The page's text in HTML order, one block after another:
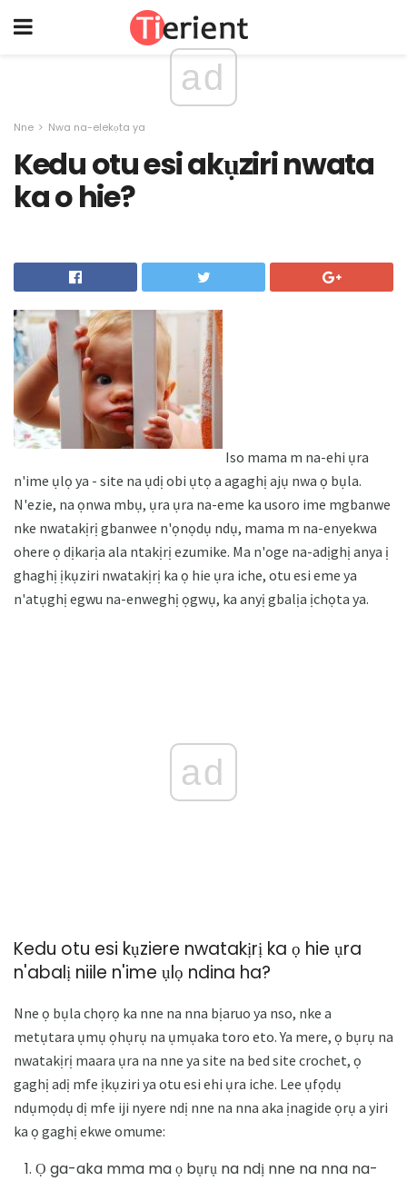
ad
Nne Nwa na-elekọta ya
Kedu otu esi akụziri nwata
ka o hie?
Iso mama m na-ehi ụra
n'ime ụlọ ya - site na ụdị obi ụtọ a agaghị ajụ nwa ọ bụla.
N'ezie, na ọnwa mbụ, ụra ụra na-eme ka usoro ime mgbanwe
nke nwatakịrị gbanwee n'ọnọdụ ndụ, mama m na-enyekwa
ohere ọ dịkarịa ala ntakịrị ezumike. Ma n'oge na-adịghị anya ị
ghaghị ịkụziri nwatakịrị ka ọ hie ụra iche, otu esi eme ya
n'atụghị egwu na-enweghị ọgwụ, ka anyị gbalịa ịchọta ya.
ad
Kedu otu esi kụziere nwatakịrị ka ọ hie ụra
n'abalị niile n'ime ụlọ ndina ha?
Nne ọ bụla chọrọ ka nne na nna bịaruo ya nso, nke a
metụtara ụmụ ọhụrụ na ụmụaka toro eto. Ya mere, ọ bụrụ na
nwatakịrị maara ụra na nne ya site na bed site crochet, ọ
gaghị adị mfe ịkụziri ya otu esi ehi ụra iche. Lee ụfọdụ
ndụmọdụ dị mfe iji nyere ndị nne na nna aka ịnagide ọrụ a yiri
ka ọ gaghị ekwe omume:
Ọ ga-aka mma ma ọ bụrụ na ndị nne na nna na-